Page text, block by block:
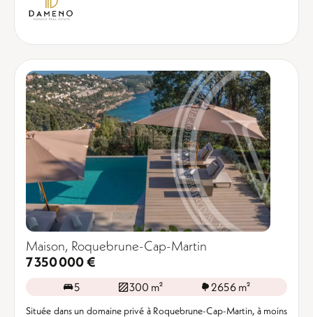
Maison, Roquebrune-Cap-Martin
7 350 000 €
5 300 m² 2656 m²
Située dans un domaine privé à Roquebrune-Cap-Martin, à moins